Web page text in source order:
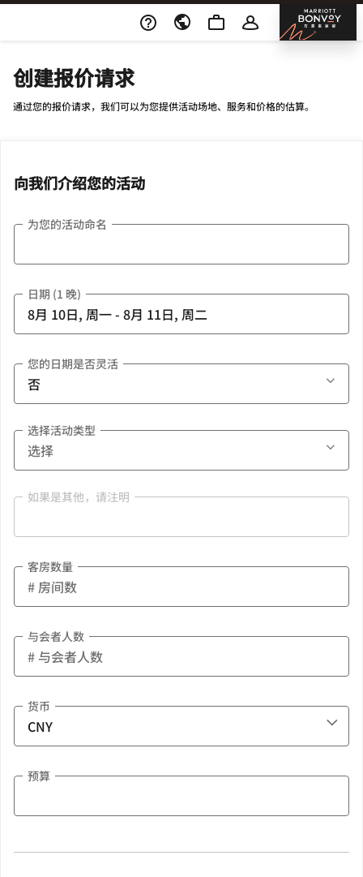
Skip To Content 邦
创建报价请求
通过您的报价请求，我们可以为您提供活动场地、服务和价格的估算。
向我们介绍您的活动
为您的活动命名
日期 (1 晚)
您的日期是否灵活
选择活动类型
如果是其他，请注明
客房数量
与会者人数
货币
预算